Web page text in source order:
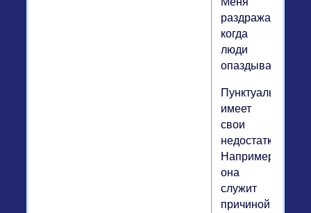
раздражает,
когда
люди
опаздывают».
Пунктуальность
имеет
свои
недостатки.
Например,
она
служит
причиной